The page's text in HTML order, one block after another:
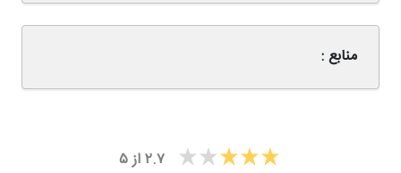
منابع :
۲.۷از۵